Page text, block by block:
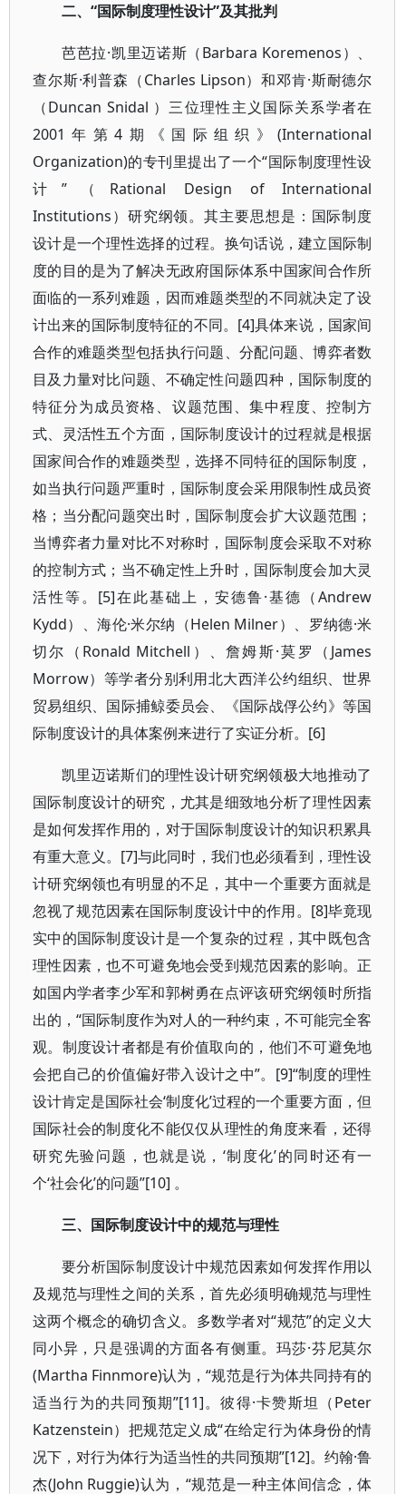
二、“国际制度理性设计”及其批判
芭芭拉·凯里迈诺斯（Barbara Koremenos）、
查尔斯·利普森（Charles Lipson）和邓肯·斯耐德尔
（Duncan Snidal ）三位理性主义国际关系学者在
2001年第4期《国际组织》(International
Organization)的专刊里提出了一个“国际制度理性设
计”（Rational Design of International
Institutions）研究纲领。其主要思想是：国际制度
设计是一个理性选择的过程。换句话说，建立国际制
度的目的是为了解决无政府国际体系中国家间合作所
面临的一系列难题，因而难题类型的不同就决定了设
计出来的国际制度特征的不同。[4]具体来说，国家间
合作的难题类型包括执行问题、分配问题、博弈者数
目及力量对比问题、不确定性问题四种，国际制度的
特征分为成员资格、议题范围、集中程度、控制方
式、灵活性五个方面，国际制度设计的过程就是根据
国家间合作的难题类型，选择不同特征的国际制度，
如当执行问题严重时，国际制度会采用限制性成员资
格；当分配问题突出时，国际制度会扩大议题范围；
当博弈者力量对比不对称时，国际制度会采取不对称
的控制方式；当不确定性上升时，国际制度会加大灵
活性等。[5]在此基础上，安德鲁·基德（Andrew
Kydd）、海伦·米尔纳（Helen Milner）、罗纳德·米
切尔（Ronald Mitchell）、詹姆斯·莫罗（James
Morrow）等学者分别利用北大西洋公约组织、世界
贸易组织、国际捕鲸委员会、《国际战俘公约》等国
际制度设计的具体案例来进行了实证分析。[6]
凯里迈诺斯们的理性设计研究纲领极大地推动了
国际制度设计的研究，尤其是细致地分析了理性因素
是如何发挥作用的，对于国际制度设计的知识积累具
有重大意义。[7]与此同时，我们也必须看到，理性设
计研究纲领也有明显的不足，其中一个重要方面就是
忽视了规范因素在国际制度设计中的作用。[8]毕竟现
实中的国际制度设计是一个复杂的过程，其中既包含
理性因素，也不可避免地会受到规范因素的影响。正
如国内学者李少军和郭树勇在点评该研究纲领时所指
出的，“国际制度作为对人的一种约束，不可能完全客
观。制度设计者都是有价值取向的，他们不可避免地
会把自己的价值偏好带入设计之中”。[9]“制度的理性
设计肯定是国际社会‘制度化’过程的一个重要方面，但
国际社会的制度化不能仅仅从理性的角度来看，还得
研究先验问题，也就是说，‘制度化’的同时还有一
个‘社会化’的问题”[10] 。
三、国际制度设计中的规范与理性
要分析国际制度设计中规范因素如何发挥作用以
及规范与理性之间的关系，首先必须明确规范与理性
这两个概念的确切含义。多数学者对“规范”的定义大
同小异，只是强调的方面各有侧重。玛莎·芬尼莫尔
(Martha Finnmore)认为，“规范是行为体共同持有的
适当行为的共同预期”[11]。彼得·卡赞斯坦（Peter
Katzenstein）把规范定义成“在给定行为体身份的情
况下，对行为体行为适当性的共同预期”[12]。约翰·鲁
杰(John Ruggie)认为，“规范是一种主体间信念，体